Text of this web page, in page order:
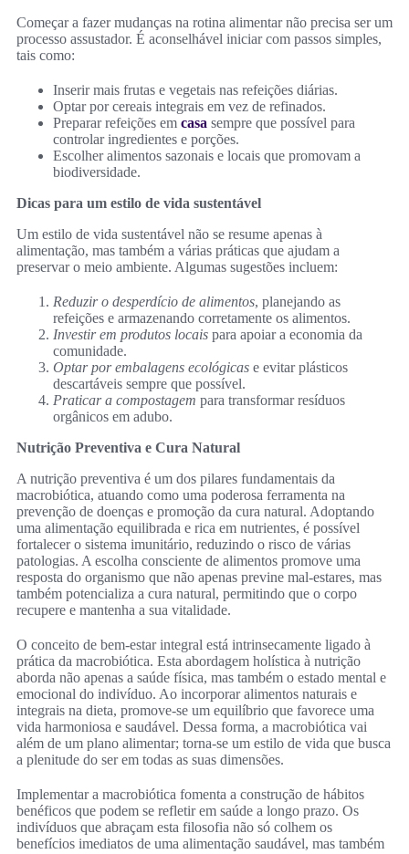
Começar a fazer mudanças na rotina alimentar não precisa ser um
processo assustador. É aconselhável iniciar com passos simples,
tais como:
Inserir mais frutas e vegetais nas refeições diárias.
Optar por cereais integrais em vez de refinados.
Preparar refeições em casa sempre que possível para
controlar ingredientes e porções.
Escolher alimentos sazonais e locais que promovam a
biodiversidade.
Dicas para um estilo de vida sustentável
Um estilo de vida sustentável não se resume apenas à
alimentação, mas também a várias práticas que ajudam a
preservar o meio ambiente. Algumas sugestões incluem:
Reduzir o desperdício de alimentos, planejando as
refeições e armazenando corretamente os alimentos.
Investir em produtos locais para apoiar a economia da
comunidade.
Optar por embalagens ecológicas e evitar plásticos
descartáveis sempre que possível.
Praticar a compostagem para transformar resíduos
orgânicos em adubo.
Nutrição Preventiva e Cura Natural
A nutrição preventiva é um dos pilares fundamentais da
macrobiótica, atuando como uma poderosa ferramenta na
prevenção de doenças e promoção da cura natural. Adoptando
uma alimentação equilibrada e rica em nutrientes, é possível
fortalecer o sistema imunitário, reduzindo o risco de várias
patologias. A escolha consciente de alimentos promove uma
resposta do organismo que não apenas previne mal-estares, mas
também potencializa a cura natural, permitindo que o corpo
recupere e mantenha a sua vitalidade.
O conceito de bem-estar integral está intrinsecamente ligado à
prática da macrobiótica. Esta abordagem holística à nutrição
aborda não apenas a saúde física, mas também o estado mental e
emocional do indivíduo. Ao incorporar alimentos naturais e
integrais na dieta, promove-se um equilíbrio que favorece uma
vida harmoniosa e saudável. Dessa forma, a macrobiótica vai
além de um plano alimentar; torna-se um estilo de vida que busca
a plenitude do ser em todas as suas dimensões.
Implementar a macrobiótica fomenta a construção de hábitos
benéficos que podem se refletir em saúde a longo prazo. Os
indivíduos que abraçam esta filosofia não só colhem os
benefícios imediatos de uma alimentação saudável, mas também